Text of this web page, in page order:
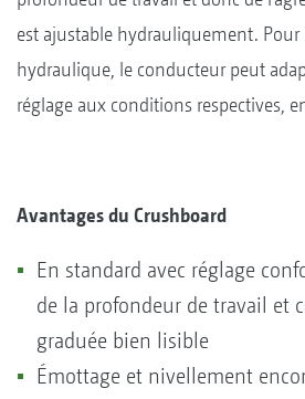
est ajustable hydrauliquement. Pour
hydraulique, le conducteur peut
réglage aux conditions respectives,
Avantages du Crushboard
En standard avec réglage
de la profondeur de travail et
graduée bien lisible
Émottage et nivellement